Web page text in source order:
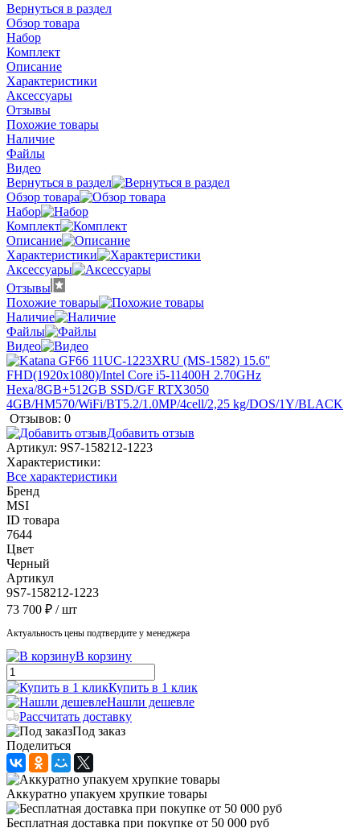
Вернуться в раздел
Обзор товара
Набор
Комплект
Описание
Характеристики
Аксессуары
Отзывы
Похожие товары
Наличие
Файлы
Видео
Вернуться в раздел
Обзор товара
Набор
Комплект
Описание
Характеристики
Аксессуары
Отзывы
Похожие товары
Наличие
Файлы
Видео
Отзывов: 0
Добавить отзыв
Артикул: 9S7-158212-1223
Характеристики:
Все характеристики
Бренд
MSI
ID товара
7644
Цвет
Черный
Артикул
9S7-158212-1223
73 700 ₽ / шт
Актуальность цены подтвердите у менеджера
В корзину
Купить в 1 клик
Нашли дешевле
Рассчитать доставку
Под заказ
Поделиться
Аккуратно упакуем хрупкие товары
Бесплатная доставка при покупке от 50 000 руб